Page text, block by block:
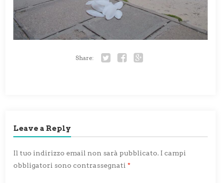
Share:
Leave a Reply
Il tuo indirizzo email non sarà pubblicato. I campi
obbligatori sono contrassegnati *